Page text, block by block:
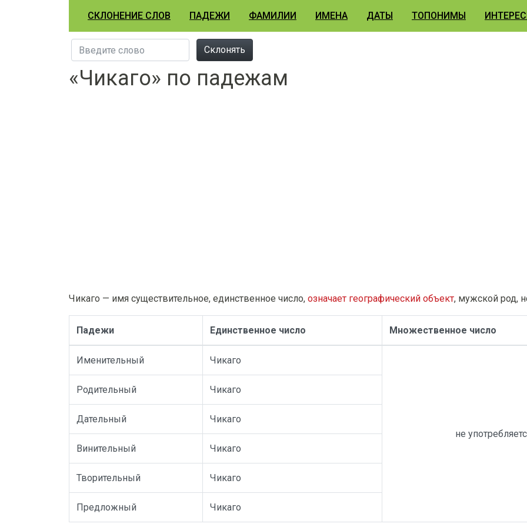
СКЛОНЕНИЕ СЛОВ ПАДЕЖИ ФАМИЛИИ ИМЕНА ДАТЫ ТОПОНИМЫ
Склонять
«Чикаго» по падежам
Чикаго — имя существительное, единственное число, означает географический объект, мужской род,
Падежи Единственное число Множественное число
Именительный Чикаго
не
Родительный Чикаго
Дательный Чикаго
Винительный Чикаго
Творительный Чикаго
Предложный Чикаго